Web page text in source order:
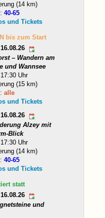
(14 km)
40-65
und Tickets
bis zum Start
– Wandern am
und Wannsee
Uhr
(15 km)
alle
und Tickets
Alzey mit
Blick
Uhr
(14 km)
40-65
und Tickets
statt
und